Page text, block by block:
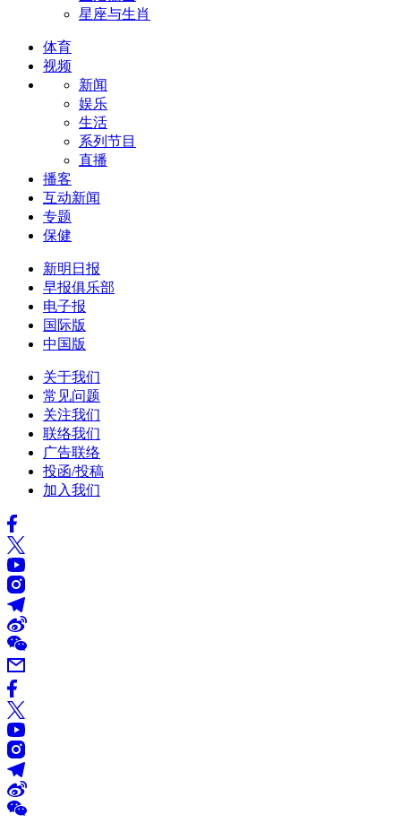
星座与生肖
体育
视频
新闻
娱乐
生活
系列节目
直播
播客
互动新闻
专题
保健
新明日报
早报俱乐部
电子报
国际版
中国版
关于我们
常见问题
关注我们
联络我们
广告联络
投函/投稿
加入我们